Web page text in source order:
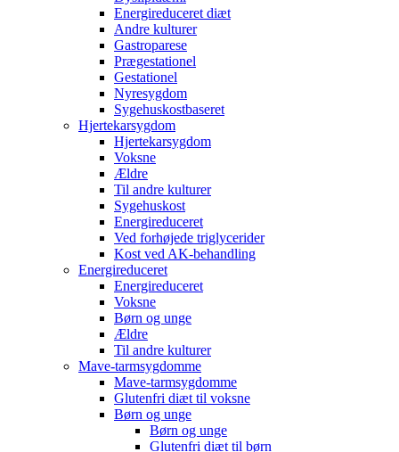
Energireduceret diæt
Andre kulturer
Gastroparese
Prægestationel
Gestationel
Nyresygdom
Sygehuskostbaseret
Hjertekarsygdom
Hjertekarsygdom
Voksne
Ældre
Til andre kulturer
Sygehuskost
Energireduceret
Ved forhøjede triglycerider
Kost ved AK-behandling
Energireduceret
Energireduceret
Voksne
Børn og unge
Ældre
Til andre kulturer
Mave-tarmsygdomme
Mave-tarmsygdomme
Glutenfri diæt til voksne
Børn og unge
Børn og unge
Glutenfri diæt til børn